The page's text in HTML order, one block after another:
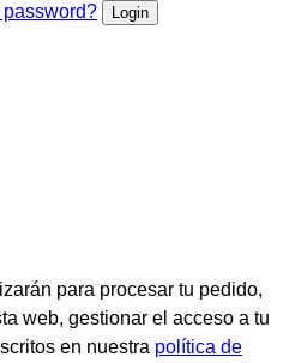
password?
para procesar tu pedido,
web, gestionar el acceso a tu
en nuestra política de